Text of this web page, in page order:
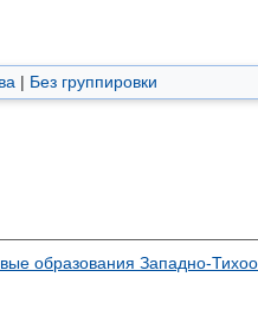
| Без группировки
образования Западно-